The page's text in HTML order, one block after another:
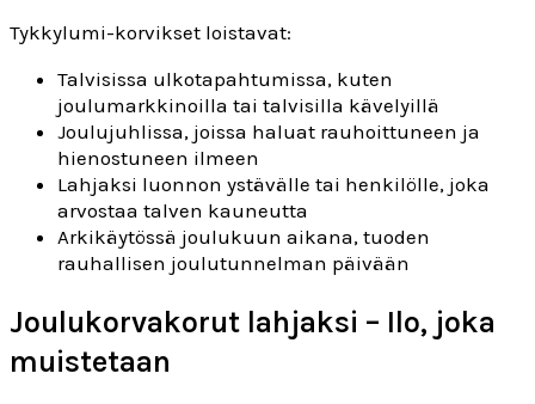
Tykkylumi-korvikset loistavat:
Talvisissa ulkotapahtumissa, kuten
joulumarkkinoilla tai talvisilla kävelyillä
Joulujuhlissa, joissa haluat rauhoittuneen ja
hienostuneen ilmeen
Lahjaksi luonnon ystävälle tai henkilölle, joka
arvostaa talven kauneutta
Arkikäytössä joulukuun aikana, tuoden
rauhallisen joulutunnelman päivään
Joulukorvakorut lahjaksi – Ilo, joka
muistetaan